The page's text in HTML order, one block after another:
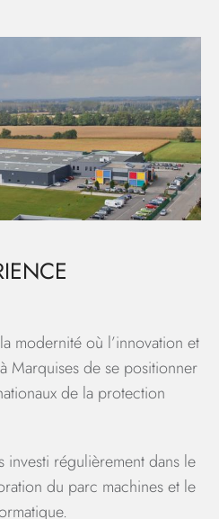
modernité où l’innovation et
Marquises de se positionner
de la protection
régulièrement dans le
du parc machines et le